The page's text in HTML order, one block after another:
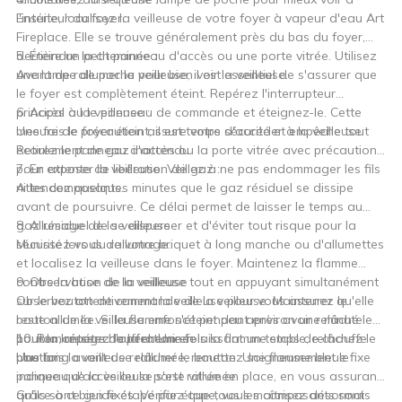
l'intérieur du foyer.
Ensuite, localisez la veilleuse de votre foyer à vapeur d'eau Art
Fireplace. Elle se trouve généralement près du bas du foyer,
derrière un petit panneau d'accès ou une porte vitrée. Utilisez
une lampe de poche pour bien voir la veilleuse.
5. Éteindre la cheminée :
Avant de rallumer la veilleuse, il est essentiel de s'assurer que
le foyer est complètement éteint. Repérez l'interrupteur
principal ou le panneau de commande et éteignez-le. Cette
mesure de précaution assure votre sécurité et empêche tout
écoulement de gaz inattendu.
6. Accès à la veilleuse :
Une fois le foyer éteint, il est temps d'accéder à la veilleuse.
Retirez le panneau d'accès ou la porte vitrée avec précaution
pour exposer la veilleuse. Veillez à ne pas endommager les fils
ni les composants.
7. En attente de libération de gaz :
Attendez quelques minutes que le gaz résiduel se dissipe
avant de poursuivre. Ce délai permet de laisser le temps au
gaz résiduel de se disperser et d'éviter tout risque pour la
sécurité lors du rallumage.
8. Allumage de la veilleuse :
Munissez-vous de votre briquet à long manche ou d'allumettes
et localisez la veilleuse dans le foyer. Maintenez la flamme
contre la buse de la veilleuse tout en appuyant simultanément
sur le bouton de commande de la veilleuse. Maintenez le
bouton de la veilleuse enfoncé pendant environ une minute
pour la laisser chauffer. Une fois la flamme stable, relâchez le
bouton.
9. Observation de la veilleuse :
Observez attentivement la veilleuse pour vous assurer qu'elle
reste allumée. Si la flamme s'éteint peu après avoir relâché le
bouton, répétez l'opération en laissant un temps de chauffe
plus long avant de relâcher le bouton. Une flamme bleue fixe
indique que la veilleuse s'est rallumée.
10. Remontage de la cheminée :
Une fois la veilleuse rallumée, remettez soigneusement le
panneau d'accès ou la porte vitrée en place, en vous assurant
qu'ils sont bien fixés. Vérifiez que tous les composants sont
Grâce à ce guide étape par étape, vous maîtrisez désormais